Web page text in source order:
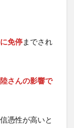
免停までされ
さんの影響で
憑性が高いと